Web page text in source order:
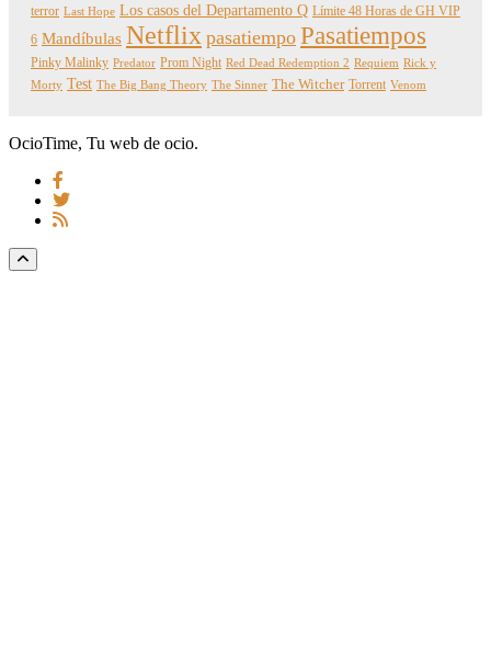
terror Last Hope Los casos del Departamento Q Límite 48 Horas de GH VIP
6 Mandíbulas Netflix pasatiempo Pasatiempos
Pinky Malinky Predator Prom Night Red Dead Redemption 2 Requiem Rick y
Morty Test The Big Bang Theory The Sinner The Witcher Torrent Venom
OcioTime, Tu web de ocio.